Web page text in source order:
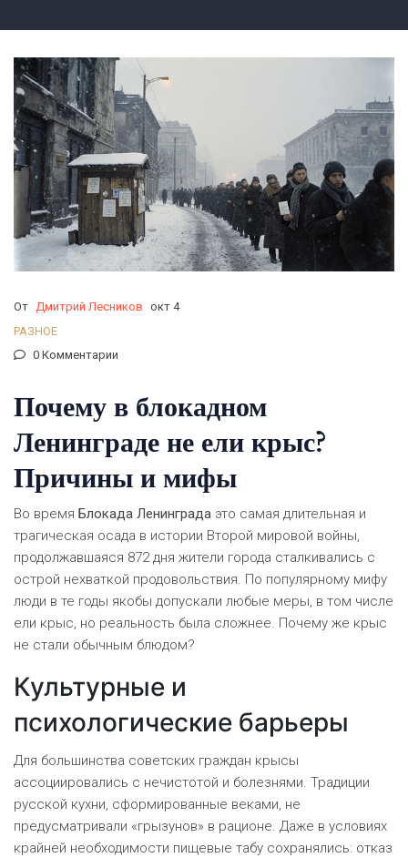
От Дмитрий Лесников окт 4
РАЗНОЕ
0 Комментарии
Почему в блокадном
Ленинграде не ели крыс?
Причины и мифы
Во время Блокада Ленинграда это самая длительная и
трагическая осада в истории Второй мировой войны,
продолжавшаяся 872 дня жители города сталкивались с
острой нехваткой продовольствия. По популярному мифу
люди в те годы якобы допускали любые меры, в том числе
ели крыс, но реальность была сложнее. Почему же крыс
не стали обычным блюдом?
Культурные и
психологические барьеры
Для большинства советских граждан крысы
ассоциировались с нечистотой и болезнями. Традиции
русской кухни, сформированные веками, не
предусматривали «грызунов» в рационе. Даже в условиях
крайней необходимости пищевые табу сохранялись: отказ